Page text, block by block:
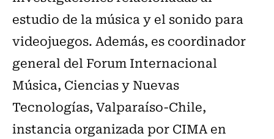
estudio de la música y el sonido para
videojuegos. Además, es coordinador
general del Forum Internacional
Música, Ciencias y Nuevas
Tecnologías, Valparaíso-Chile,
instancia organizada por CIMA en